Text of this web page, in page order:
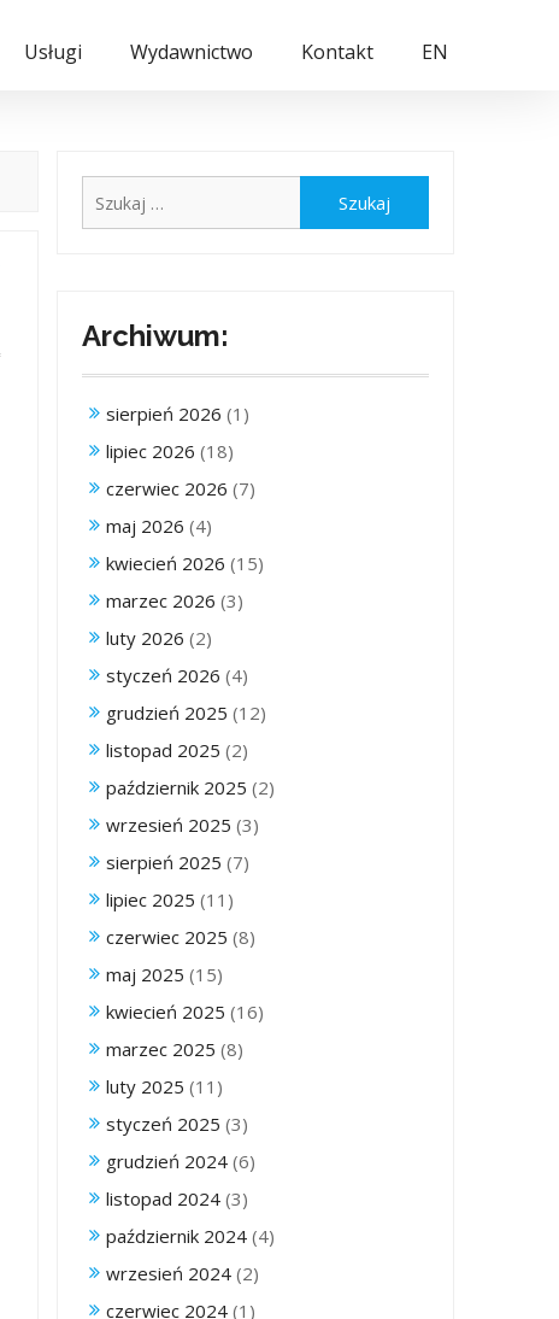
Usługi Wydawnictwo Kontakt EN
Archiwum:
sierpień 2026 (1)
lipiec 2026 (18)
czerwiec 2026 (7)
maj 2026 (4)
kwiecień 2026 (15)
marzec 2026 (3)
luty 2026 (2)
styczeń 2026 (4)
grudzień 2025 (12)
listopad 2025 (2)
październik 2025 (2)
wrzesień 2025 (3)
sierpień 2025 (7)
lipiec 2025 (11)
czerwiec 2025 (8)
maj 2025 (15)
kwiecień 2025 (16)
marzec 2025 (8)
luty 2025 (11)
styczeń 2025 (3)
grudzień 2024 (6)
listopad 2024 (3)
październik 2024 (4)
wrzesień 2024 (2)
czerwiec 2024 (1)